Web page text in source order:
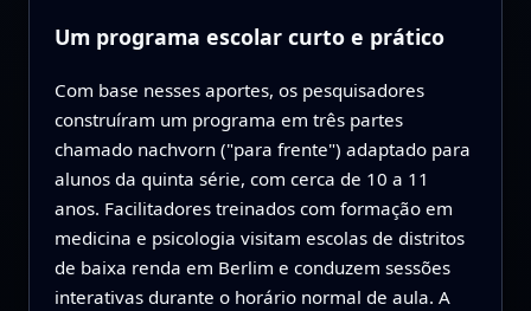
Um programa escolar curto e prático
Com base nesses aportes, os pesquisadores
construíram um programa em três partes
chamado nachvorn ("para frente") adaptado para
alunos da quinta série, com cerca de 10 a 11
anos. Facilitadores treinados com formação em
medicina e psicologia visitam escolas de distritos
de baixa renda em Berlim e conduzem sessões
interativas durante o horário normal de aula. A